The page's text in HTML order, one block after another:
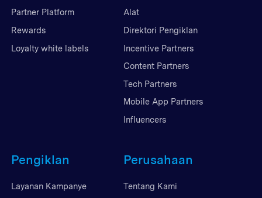
Partner Platform
Rewards
Loyalty white labels
Alat
Direktori Pengiklan
Incentive Partners
Content Partners
Tech Partners
Mobile App Partners
Influencers
Pengiklan
Layanan Kampanye
Perusahaan
Tentang Kami